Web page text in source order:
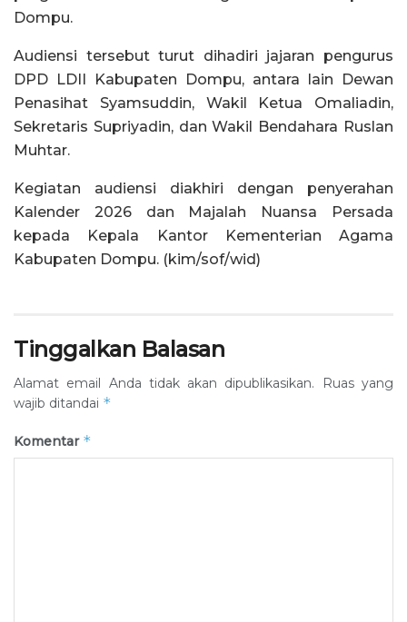
Dompu.
Audiensi tersebut turut dihadiri jajaran pengurus
DPD LDII Kabupaten Dompu, antara lain Dewan
Penasihat Syamsuddin, Wakil Ketua Omaliadin,
Sekretaris Supriyadin, dan Wakil Bendahara Ruslan
Muhtar.
Kegiatan audiensi diakhiri dengan penyerahan
Kalender 2026 dan Majalah Nuansa Persada
kepada Kepala Kantor Kementerian Agama
Kabupaten Dompu. (kim/sof/wid)
Tinggalkan Balasan
Alamat email Anda tidak akan dipublikasikan.
Ruas yang
wajib ditandai *
Komentar *